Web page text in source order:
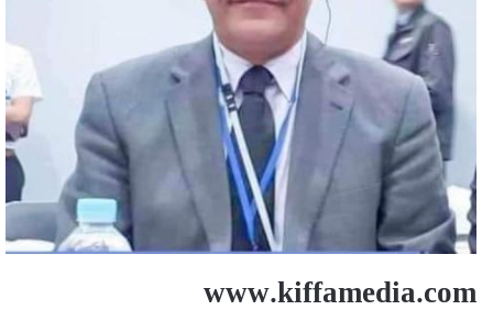
www.kiffamedia.com